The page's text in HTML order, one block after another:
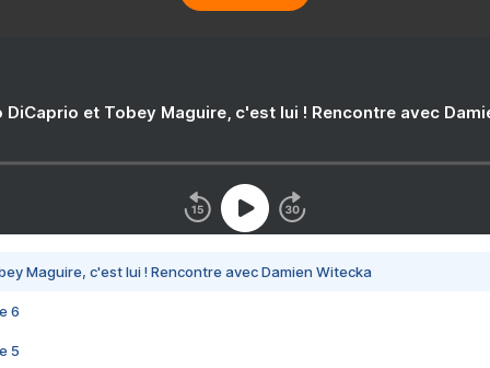
DiCaprio et Tobey Maguire, c'est lui ! Rencontre avec
Maguire, c'est lui ! Rencontre avec Damien Witecka
6
5